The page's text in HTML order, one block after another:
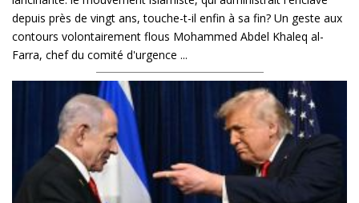
depuis près de vingt ans, touche-t-il enfin à sa fin? Un geste aux
contours volontairement flous Mohammed Abdel Khaleq al-
Farra, chef du comité d'urgence ...